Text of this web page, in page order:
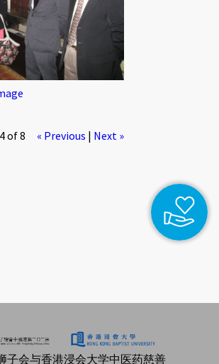
of 8
« Previous | Next »
子会与香港浸会大学中医药慈善